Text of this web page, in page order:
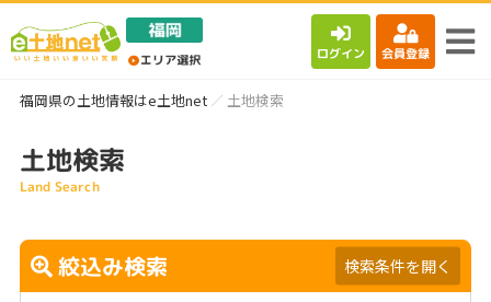
ログイン 会員登録
福岡県の土地情報はe土地net 土地検索
土地検索
Land Search
絞込み検索 検索条件を開く